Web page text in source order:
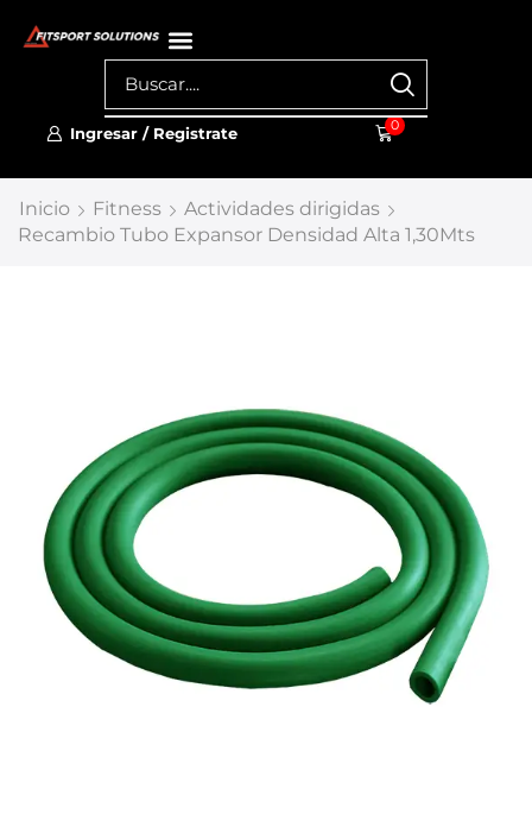
Ingresar / Registrate 0
Inicio Fitness
Actividades dirigidas
Recambio Tubo Expansor Densidad Alta 1,30Mts